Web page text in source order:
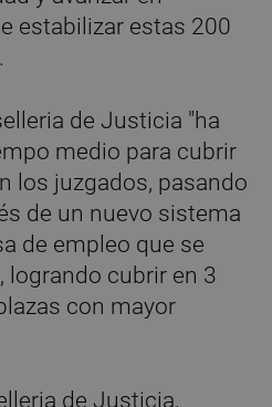
estabilizar estas 200
de Justicia "ha
medio para cubrir
los juzgados, pasando
de un nuevo sistema
de empleo que se
logrando cubrir en 3
con mayor
de Justicia,